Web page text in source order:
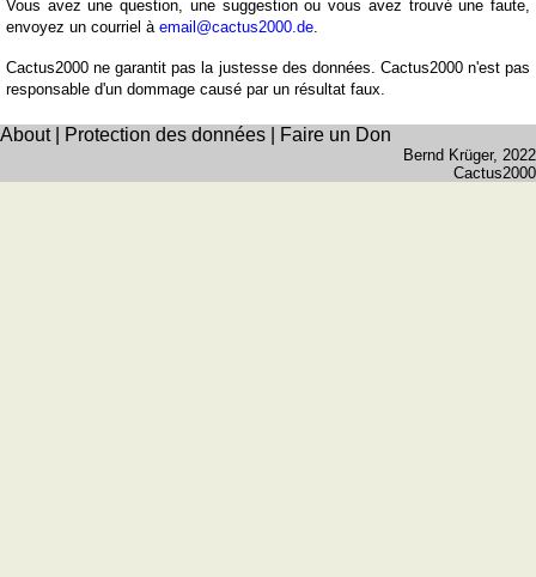
Vous avez une question, une suggestion ou vous avez trouvé une faute,
envoyez un courriel à email@cactus2000.de.
Cactus2000 ne garantit pas la justesse des données. Cactus2000 n'est pas
responsable d'un dommage causé par un résultat faux.
About| Protection des données Faire un Don
Bernd Krüger, 2022
Cactus2000